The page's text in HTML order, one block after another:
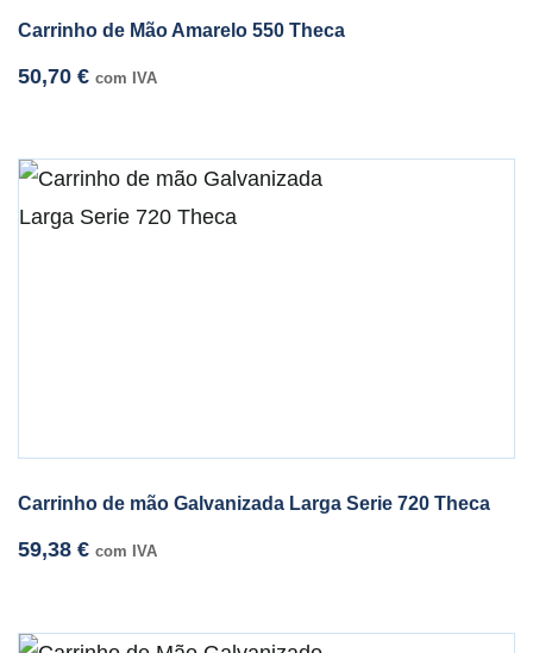
Carrinho de Mão Amarelo 550 Theca
50,70 € com IVA
Carrinho de mão Galvanizada Larga Serie 720 Theca
59,38 € com IVA